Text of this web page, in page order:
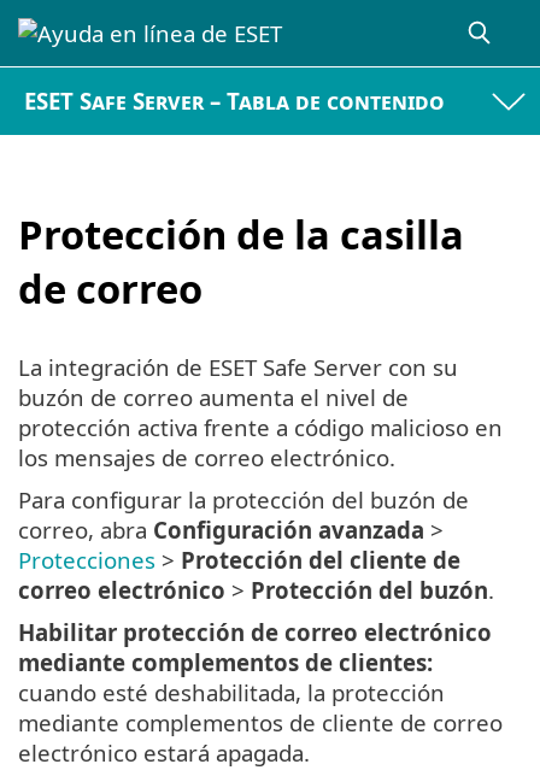
ESET Safe Server – Tabla de contenido
Protección de la casilla
de correo
La integración de ESET Safe Server con su
buzón de correo aumenta el nivel de
protección activa frente a código malicioso en
los mensajes de correo electrónico.
Para configurar la protección del buzón de
correo, abra Configuración avanzada >
Protecciones > Protección del cliente de
correo electrónico > Protección del buzón.
Habilitar protección de correo electrónico
mediante complementos de clientes:
cuando esté deshabilitada, la protección
mediante complementos de cliente de correo
electrónico estará apagada.